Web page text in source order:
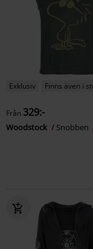
Exklusiv Finns även i
Från 329:-
Woodstock Snobben